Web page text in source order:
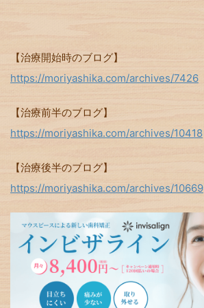
【治療開始時のブログ】
https://moriyashika.com/archives/7426
【治療前半のブログ】
https://moriyashika.com/archives/10418
【治療後半のブログ】
https://moriyashika.com/archives/10669